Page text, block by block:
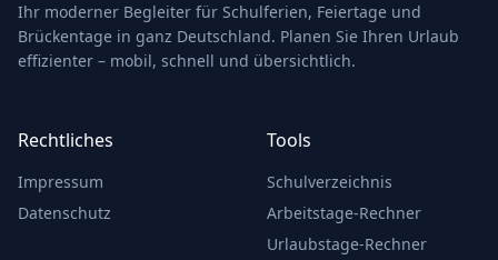
Ihr moderner Begleiter für Schulferien, Feiertage und
Brückentage in ganz Deutschland. Planen Sie Ihren Urlaub
effizienter – mobil, schnell und übersichtlich.
Rechtliches
Impressum
Datenschutz
Tools
Schulverzeichnis
Arbeitstage-Rechner
Urlaubstage-Rechner